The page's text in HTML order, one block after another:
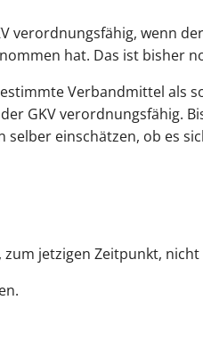
verordnungsfähig, wenn
hat. Das ist bisher
Verbandmittel als
GKV verordnungsfähig.
einschätzen, ob es
jetzigen Zeitpunkt,